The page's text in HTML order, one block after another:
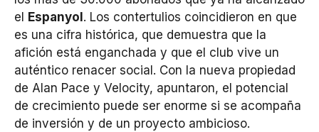
el
Espanyol . Los contertulios coincidieron en que
es una cifra histórica, que demuestra que la
afición está enganchada y que el club vive un
auténtico renacer social. Con la nueva propiedad
de Alan Pace y Velocity, apuntaron, el potencial
de crecimiento puede ser enorme si se acompaña
de inversión y de un proyecto ambicioso.